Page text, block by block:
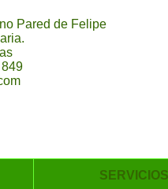
Pared de Felipe
SERVICIOS